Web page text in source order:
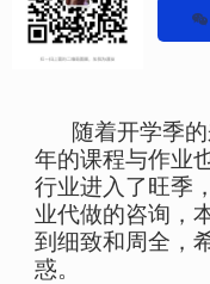
随着开学季
年的课程与作业
行业进入了旺季 ，
业代做的咨询，
到细致和周全，
惑。